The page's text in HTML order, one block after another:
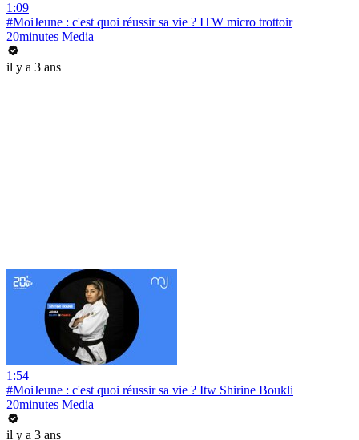
1:09
#MoiJeune : c'est quoi réussir sa vie ? ITW micro trottoir
20minutes Media
il y a 3 ans
1:54
#MoiJeune : c'est quoi réussir sa vie ? Itw Shirine Boukli
20minutes Media
il y a 3 ans